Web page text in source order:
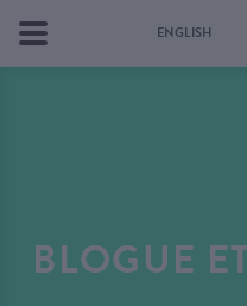
ENGLISH
BLOGUE